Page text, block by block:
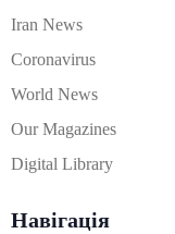
Iran News
Coronavirus
World News
Our Magazines
Digital Library
Навігація